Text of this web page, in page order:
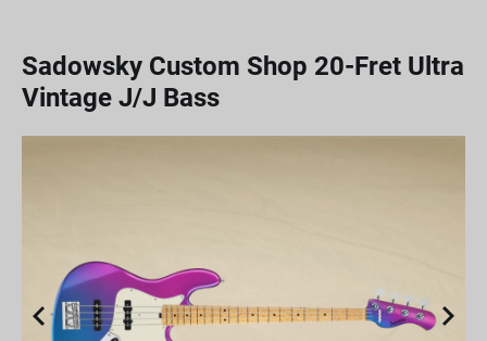
Sadowsky Custom Shop 20-Fret Ultra
Vintage J/J Bass